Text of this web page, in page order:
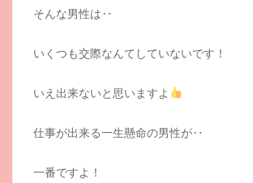
そんな男性は‥
いくつも交際なんてしていないです！
いえ出来ないと思いますよ
仕事が出来る一生懸命の男性が‥
一番ですよ！